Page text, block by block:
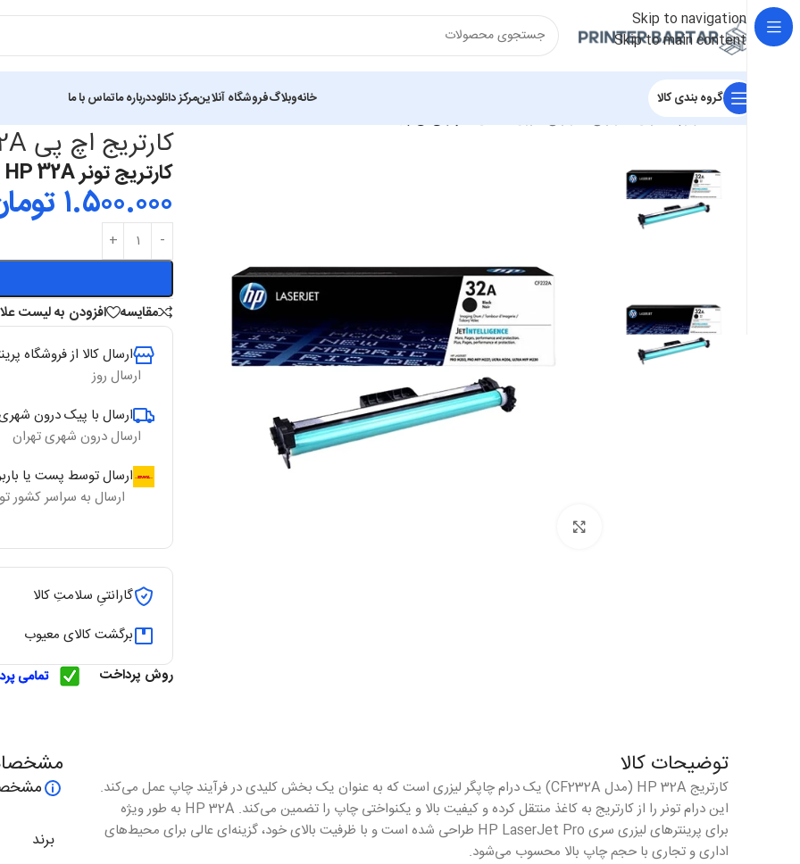
Skip to navigation
Skip to main content
گروه بندی کالا خانهوبلاگفروشگاه آنلاینمرکز دانلوددرباره ماتماس با ما
خانه/لوازم مصرفی
کارتریج اچ پی HP 32A
کارتریج تونر HP 32A
۱.۵۰۰.۰۰۰
مقایسه
افزودن به لیست
ارسال کالا از فروشگاه
ارسال روز
ارسال با پیک درون
ارسال درون شهری تهران
ارسال توسط پست یا
ارسال به سراسر کشور
گارانتیِ سلامتِ کالا
برگشت کالای معیوب
روش پرداخت
توضیحات کالا
کارتریج HP 32A (مدل CF232A) یک درام چاپگر لیزری است که به عنوان یک بخش کلیدی در فرآیند چاپ عمل می‌کند.
این درام تونر را از کارتریج به کاغذ منتقل کرده و کیفیت بالا و یکنواختی چاپ را تضمین می‌کند. HP 32A به طور ویژه
برای پرینترهای لیزری سری HP LaserJet Pro طراحی شده است و با ظرفیت بالای خود، گزینه‌ای عالی برای محیط‌های
اداری و تجاری با حجم چاپ بالا محسوب می‌شود.
برند